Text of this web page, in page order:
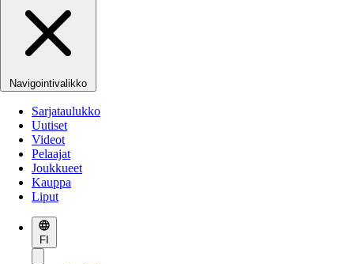
Navigointivalikko
Sarjataulukko
Uutiset
Videot
Pelaajat
Joukkueet
Kauppa
Liput
FI